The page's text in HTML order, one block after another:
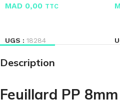
MAD 0,00 TTC
UGS : 18284
Description
Feuillard PP